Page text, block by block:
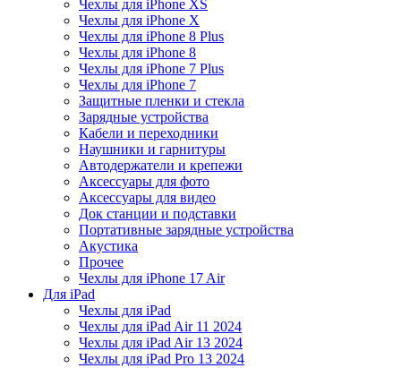
Чехлы для iPhone XS
Чехлы для iPhone X
Чехлы для iPhone 8 Plus
Чехлы для iPhone 8
Чехлы для iPhone 7 Plus
Чехлы для iPhone 7
Защитные пленки и стекла
Зарядные устройства
Кабели и переходники
Наушники и гарнитуры
Автодержатели и крепежи
Аксессуары для фото
Аксессуары для видео
Док станции и подставки
Портативные зарядные устройства
Акустика
Прочее
Чехлы для iPhone 17 Air
Для iPad
Чехлы для iPad
Чехлы для iPad Air 11 2024
Чехлы для iPad Air 13 2024
Чехлы для iPad Pro 13 2024